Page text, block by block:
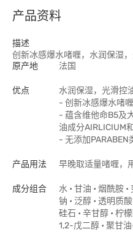
产品资料
描述
创新冰感爆水啫喱，水润保湿
原产地
法国
优点
水润保湿，光滑控
- 创新冰感爆水啫
- 蕴含维他命B5及
油成分AIRLICIUM
- 无添加PARABEN
产品用法 早晚取适量啫喱，
成分组合
水 • 甘油 • 烟酰胺
钠 • 泛醇 • 透明质
硅石 • 辛甘醇 • 柠
1,2-戊二醇 • 聚甘